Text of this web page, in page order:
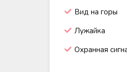
Вид на горы
Лужайка
Охранная